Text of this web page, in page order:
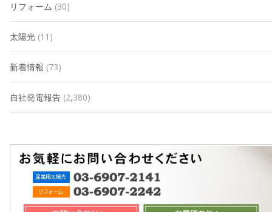
リフォーム (30)
太陽光 (11)
新着情報 (73)
自社発電報告 (2,380)